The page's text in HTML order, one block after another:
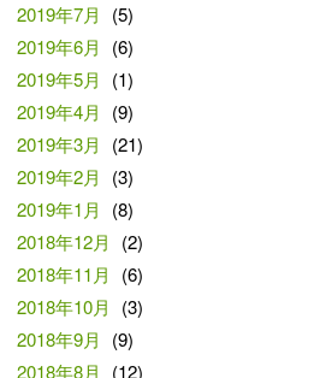
2019年7月
(5)
2019年6月
(6)
2019年5月
(1)
2019年4月
(9)
2019年3月
(21)
2019年2月
(3)
2019年1月
(8)
2018年12月
(2)
2018年11月
(6)
2018年10月
(3)
2018年9月
(9)
2018年8月
(12)